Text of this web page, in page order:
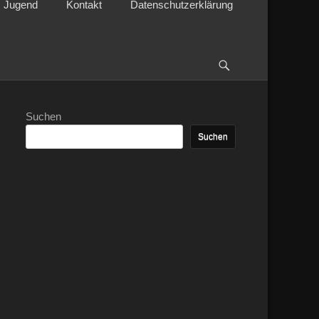
Jugend Kontakt Datenschutzerklärung
Suchen
Suchen